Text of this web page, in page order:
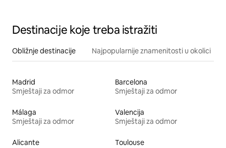
Destinacije koje treba istražiti
Obližnje destinacije Najpopularnije znamenitosti u okolici
Madrid
Smještaji za odmor
Barcelona
Smještaji za odmor
Málaga
Smještaji za odmor
Valencija
Smještaji za odmor
Alicante
Toulouse